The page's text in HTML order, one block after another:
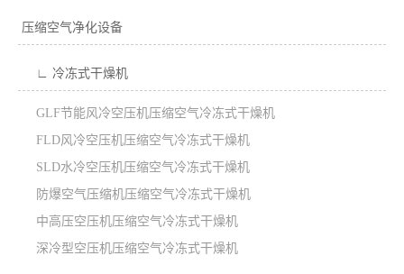
压缩空气净化设备
∟ 冷冻式干燥机
GLF节能风冷空压机压缩空气冷冻式干燥机
FLD风冷空压机压缩空气冷冻式干燥机
SLD水冷空压机压缩空气冷冻式干燥机
防爆空气压缩机压缩空气冷冻式干燥机
中高压空压机压缩空气冷冻式干燥机
深冷型空压机压缩空气冷冻式干燥机